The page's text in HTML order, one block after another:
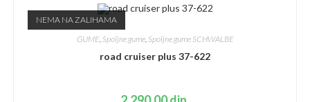
NEMA NA ZALIHAMA
GUME, Spoljne gume, Spoljne gume SCHWALBE
road cruiser plus 37-622